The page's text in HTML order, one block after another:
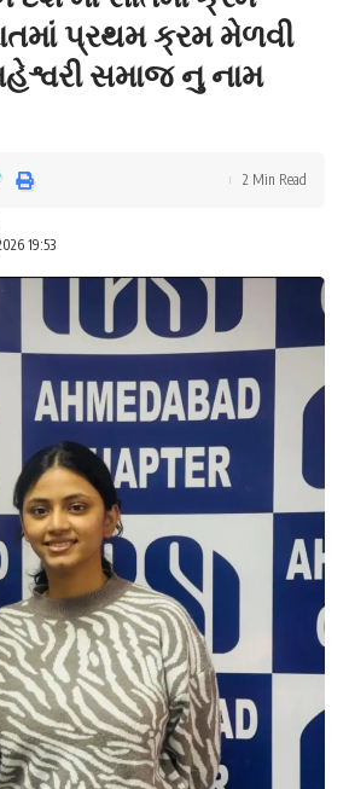
પ્રથમ ક્રમ મેળવી
સમાજ નુ નામ
19:53
2 Min Read